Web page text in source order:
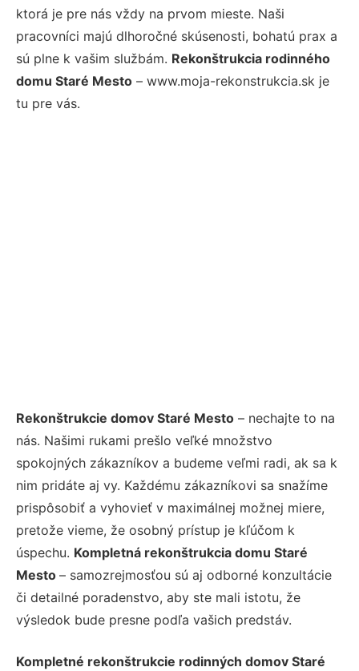
ktorá je pre nás vždy na prvom mieste. Naši
pracovníci majú dlhoročné skúsenosti, bohatú prax a
sú plne k vašim službám. Rekonštrukcia rodinného
domu Staré Mesto – www.moja-rekonstrukcia.sk je
tu pre vás.
Rekonštrukcie domov Staré Mesto – nechajte to na
nás. Našimi rukami prešlo veľké množstvo
spokojných zákazníkov a budeme veľmi radi, ak sa k
nim pridáte aj vy. Každému zákazníkovi sa snažíme
prispôsobiť a vyhovieť v maximálnej možnej miere,
pretože vieme, že osobný prístup je kľúčom k
úspechu. Kompletná rekonštrukcia domu Staré
Mesto – samozrejmosťou sú aj odborné konzultácie
či detailné poradenstvo, aby ste mali istotu, že
výsledok bude presne podľa vašich predstáv.
Kompletné rekonštrukcie rodinných domov Staré